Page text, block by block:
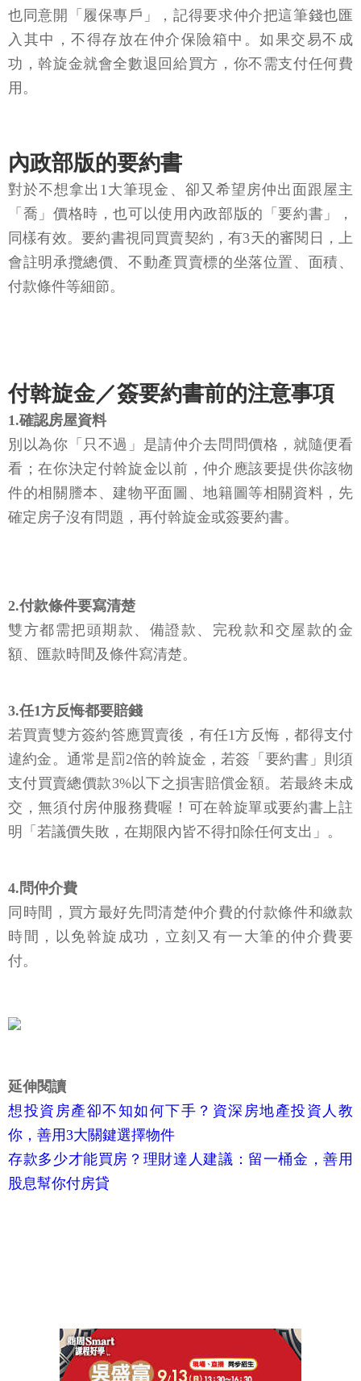
也同意開「履保專戶」，記得要求仲介把這筆錢也匯
入其中，不得存放在仲介保險箱中。如果交易不成
功，斡旋金就會全數退回給買方，你不需支付任何費
用。
內政部版的要約書
對於不想拿出1大筆現金、卻又希望房仲出面跟屋主
「喬」價格時，也可以使用內政部版的「要約書」，
同樣有效。要約書視同買賣契約，有3天的審閱日，上
會註明承攬總價、不動產買賣標的坐落位置、面積、
付款條件等細節。
付斡旋金／簽要約書前的注意事項
1.確認房屋資料
別以為你「只不過」是請仲介去問問價格，就隨便看
看；在你決定付斡旋金以前，仲介應該要提供你該物
件的相關謄本、建物平面圖、地籍圖等相關資料，先
確定房子沒有問題，再付斡旋金或簽要約書。
2.付款條件要寫清楚
雙方都需把頭期款、備證款、完稅款和交屋款的金
額、匯款時間及條件寫清楚。
3.任1方反悔都要賠錢
若買賣雙方簽約答應買賣後，有任1方反悔，都得支付
違約金。通常是罰2倍的斡旋金，若簽「要約書」則須
支付買賣總價款3%以下之損害賠償金額。若最終未成
交，無須付房仲服務費喔！可在斡旋單或要約書上註
明「若議價失敗，在期限內皆不得扣除任何支出」。
4.問仲介費
同時間，買方最好先問清楚仲介費的付款條件和繳款
時間，以免斡旋成功，立刻又有一大筆的仲介費要
付。
延伸閱讀
想投資房產卻不知如何下手？資深房地產投資人教
你，善用3大關鍵選擇物件
存款多少才能買房？理財達人建議：留一桶金，善用
股息幫你付房貸